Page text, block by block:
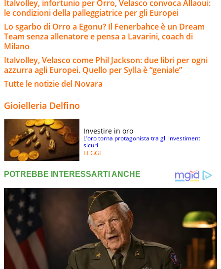
Italvolley, infortunio per Orro, Velasco convoca Allaoui:
le condizioni della palleggiatrice per gli Europei
Lo sgarbo di Orro a Egonu? Il Fenerbahce è un Dream
Team senza allenatore e pensa a Lavarini, coach di
Milano
Italvolley, Velasco come Phil Jackson: due libri per ogni
azzurra agli Europei. Quello per Sylla è “geniale”
Tutte le notizie del Novara
Gioielleria Delfino
Investire in oro
L’oro torna protagonista tra gli investimenti
sicuri
LEGGI